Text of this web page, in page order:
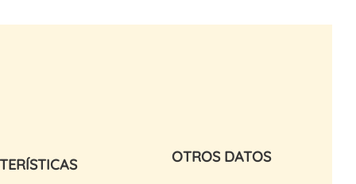
OTROS DATOS